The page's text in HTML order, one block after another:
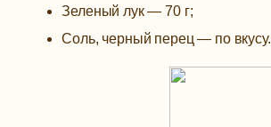
Зеленый лук — 70 г;
Соль, черный перец — по вкусу.